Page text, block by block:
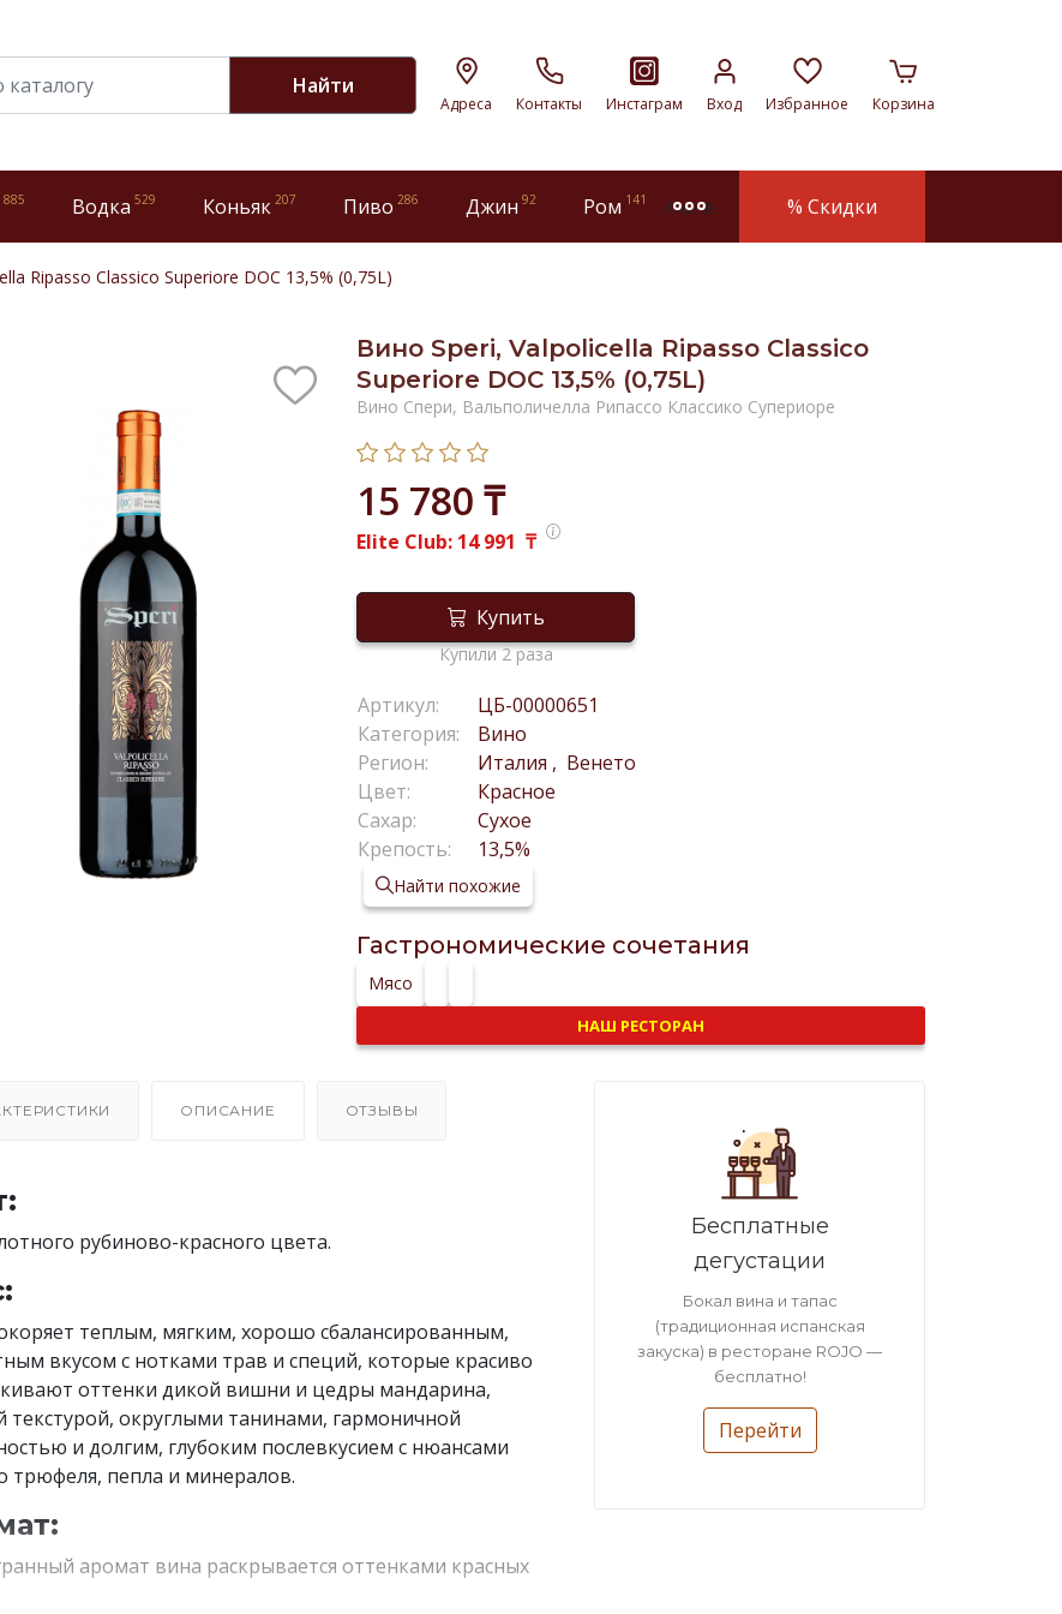
Найти
Адреса Контакты Инстаграм Вход Избранное Корзина
885 Водка 529 Коньяк 207 Пиво 286 Джин 92 Ром 141 more % Скидки
Ripasso Classico Superiore DOC 13,5% (0,75L)
Вино Speri, Valpolicella Ripasso Classico
Superiore DOC 13,5% (0,75L)
Вино Спери, Вальполичелла Рипассо Классико Супериоре
15 780 ₸
Elite Club: 14 991 ₸
Купить
Купили 2 раза
Артикул:
ЦБ-00000651
Категория:
Вино
Регион:
Италия , Венето
Цвет:
Красное
Сахар:
Сухое
Крепость:
13,5%
Найти похожие
Гастрономические сочетания
Мясо
НАШ РЕСТОРАН
ОПИСАНИЕ ОТЗЫВЫ
рубиново-красного цвета.
теплым, мягким, хорошо сбалансированным,
вкусом с нотками трав и специй, которые красиво
оттенки дикой вишни и цедры мандарина,
текстурой, округлыми танинами, гармоничной
и долгим, глубоким послевкусием с нюансами
трюфеля, пепла и минералов.
аромат вина раскрывается оттенками красных
Бесплатные
дегустации
Бокал вина и тапас
(традиционная испанская
закуска) в ресторане ROJO —
бесплатно!
Перейти